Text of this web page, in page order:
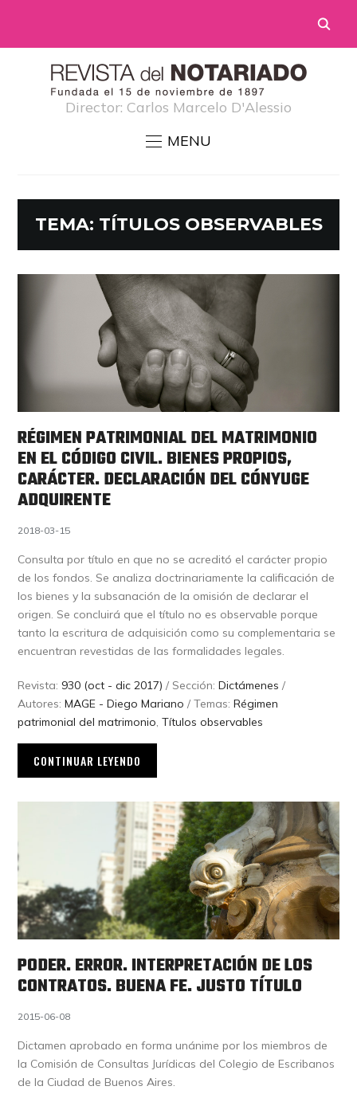
Director: Carlos Marcelo D'Alessio
MENU
TEMA: TÍTULOS OBSERVABLES
RÉGIMEN PATRIMONIAL DEL MATRIMONIO
EN EL CÓDIGO CIVIL. BIENES PROPIOS,
CARÁCTER. DECLARACIÓN DEL CÓNYUGE
ADQUIRENTE
2018-03-15
Consulta por título en que no se acreditó el carácter propio
de los fondos. Se analiza doctrinariamente la calificación de
los bienes y la subsanación de la omisión de declarar el
origen. Se concluirá que el título no es observable porque
tanto la escritura de adquisición como su complementaria se
encuentran revestidas de las formalidades legales.
Revista: 930 (oct - dic 2017) / Sección:Dictámenes /
Autores:MAGE - Diego Mariano / Temas:Régimen
patrimonial del matrimonio,Títulos observables
CONTINUAR LEYENDO
PODER. ERROR. INTERPRETACIÓN DE LOS
CONTRATOS. BUENA FE. JUSTO TÍTULO
2015-06-08
Dictamen aprobado en forma unánime por los miembros de
la Comisión de Consultas Jurídicas del Colegio de Escribanos
de la Ciudad de Buenos Aires.